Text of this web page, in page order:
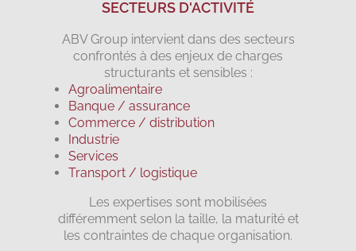
SECTEURS D'ACTIVITÉ
ABV Group intervient dans des secteurs
confrontés à des enjeux de charges
structurants et sensibles :
Agroalimentaire
Banque / assurance
Commerce / distribution
Industrie
Services
Transport / logistique
Les expertises sont mobilisées
différemment selon la taille, la maturité et
les contraintes de chaque organisation.